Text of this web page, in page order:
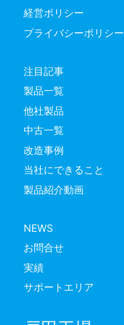
経営ポリシー
プライバシーポリシー
注目記事
製品一覧
他社製品
中古一覧
改造事例
当社にできること
製品紹介動画
NEWS
お問合せ
実績
サポートエリア